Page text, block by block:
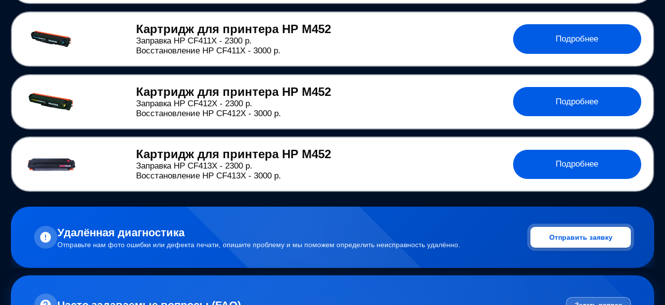
Картридж для принтера HP M452
Заправка HP CF411X - 2300 р.
Восстановление HP CF411X - 3000 р.
Подробнее
Картридж для принтера HP M452
Заправка HP CF412X - 2300 р.
Восстановление HP CF412X - 3000 р.
Подробнее
Картридж для принтера HP M452
Заправка HP CF413X - 2300 р.
Восстановление HP CF413X - 3000 р.
Подробнее
Удалённая диагностика
Отправьте нам фото ошибки или дефекта печати, опишите проблему и мы поможем определить неисправность удалённо.
Отправить заявку